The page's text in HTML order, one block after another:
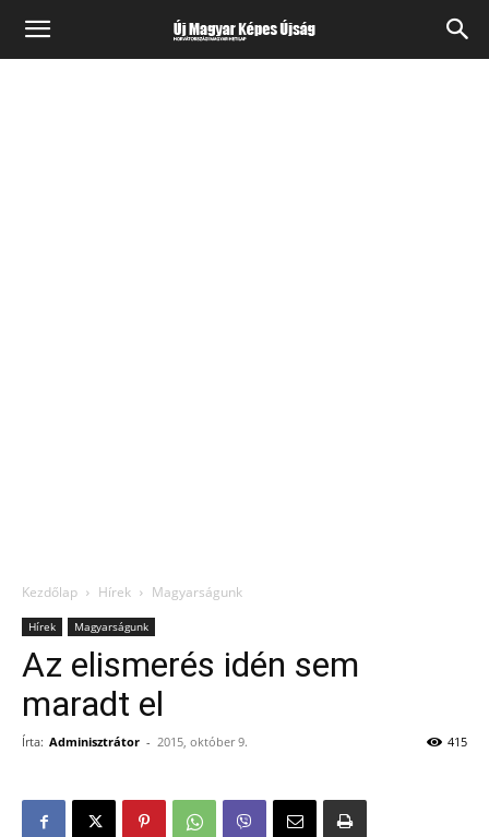
Kezdőlap Hírek Magyarságunk
Hírek Magyarságunk
Az elismerés idén sem
maradt el
Írta: Adminisztrátor - 2015, október 9. 415